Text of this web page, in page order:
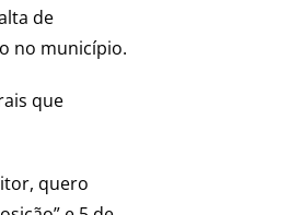
de
no município.
que
quero